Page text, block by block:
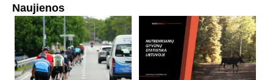
Naujienos